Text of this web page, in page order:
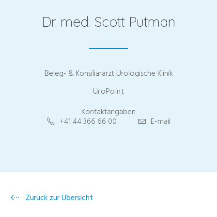
Dr. med. Scott Putman
Beleg- & Konsiliararzt Urologische Klinik
UroPoint
Kontaktangaben
+41 44 366 66 00 E-mail
Zurück zur Übersicht